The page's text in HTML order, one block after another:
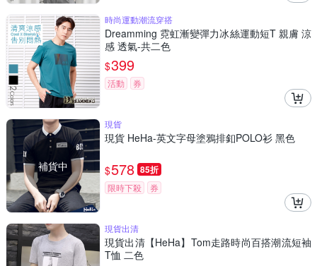
時尚運動潮流穿搭
Dreamming 霓虹漸變彈力冰絲運動短T 親膚 涼
感 透氣-共二色
$399
活動 券
補貨中
現貨
現貨 HeHa-英文字母塗鴉排釦POLO衫 黑色
$578 85折
限時下殺 券
現貨出清
現貨出清【HeHa】Tom走路時尚百搭潮流短袖
T恤 二色